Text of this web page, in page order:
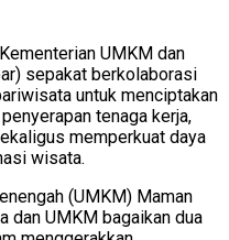
UMKM dan
sepakat berkolaborasi
untuk menciptakan
tenaga kerja,
memperkuat daya
wisata.
(UMKM) Maman
dan UMKM bagaikan dua